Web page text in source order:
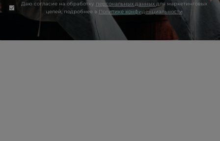
Даю согласие на обработку персональных данных для маркетинговых
целей, подробнее в Политике конфиденциальности